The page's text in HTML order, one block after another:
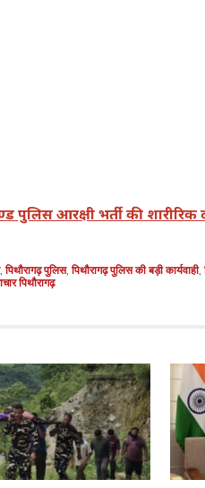
पुलिस आरक्षी भर्ती की शारीरिक
,पिथौरागढ़ पुलिस,पिथौरागढ़ पुलिस की बड़ी कार्यवाही,
पिथौरागढ़